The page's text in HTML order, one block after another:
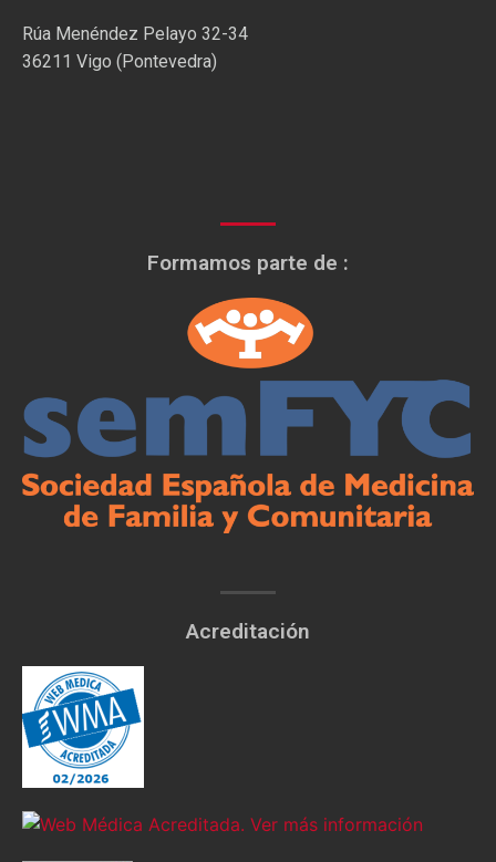
Rúa Menéndez Pelayo 32-34
36211 Vigo (Pontevedra)
Formamos parte de :
Acreditación